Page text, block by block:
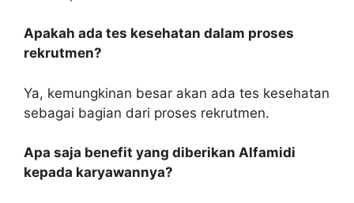
Apakah ada tes kesehatan dalam proses
rekrutmen?
Ya, kemungkinan besar akan ada tes kesehatan
sebagai bagian dari proses rekrutmen.
Apa saja benefit yang diberikan Alfamidi
kepada karyawannya?